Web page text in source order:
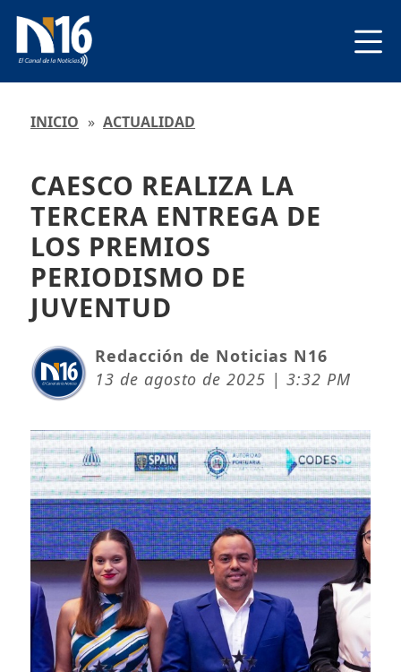
INICIO » ACTUALIDAD
CAESCO REALIZA LA
TERCERA ENTREGA DE
LOS PREMIOS
PERIODISMO DE
JUVENTUD
Redacción de Noticias N16
13 de agosto de 2025 | 3:32 PM